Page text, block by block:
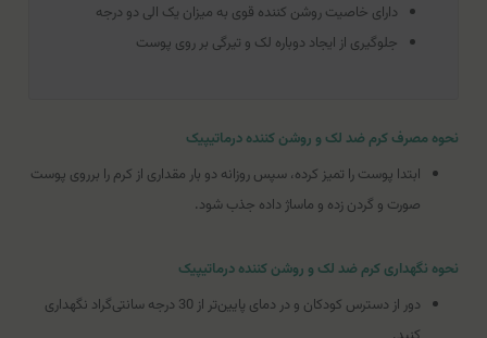
دارای خاصیت روشن کننده قوی به میزان یک الی دو درجه
جلوگیری از ایجاد دوباره لک و تیرگی بر روی پوست
نحوه مصرف کرم ضد لک و روشن کننده درماتیپیک
ابتدا پوست را تمیز کرده، سپس روزانه دو بار مقداری از کرم را برروی پوست
صورت و گردن زده و ماساژ داده جذب شود.
نحوه نگهداری کرم ضد لک و روشن کننده درماتیپیک
دور از دسترس کودکان و در دمای پایین‌تر از 30 درجه سانتی‌گراد نگهداری